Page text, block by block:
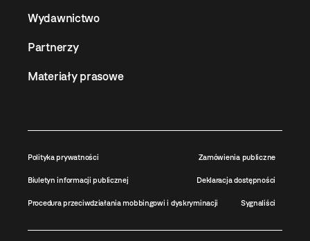
Wydawnictwo
Partnerzy
Materiały prasowe
Polityka prywatności Zamówienia publiczne
Biuletyn informacji publicznej Deklaracja dostępności
Procedura przeciwdziałania mobbingowi i dyskryminacji Sygnaliści